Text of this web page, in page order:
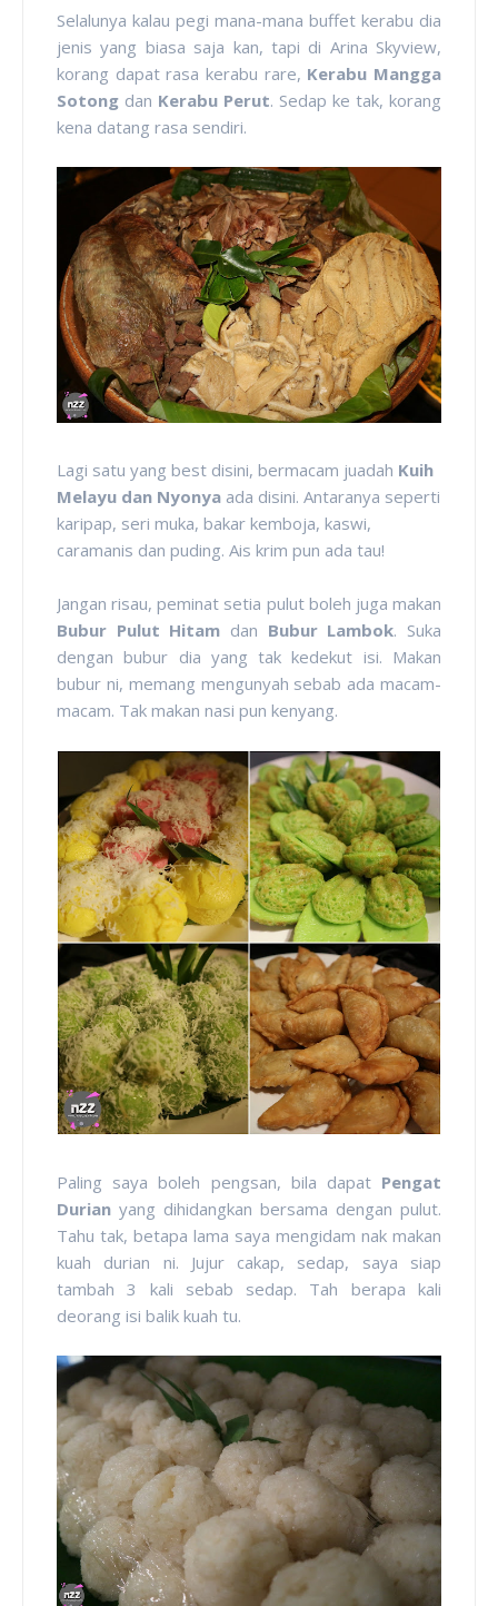
Selalunya kalau pegi mana-mana buffet kerabu dia
jenis yang biasa saja kan, tapi di Arina Skyview,
korang dapat rasa kerabu rare, Kerabu Mangga
Sotong dan Kerabu Perut. Sedap ke tak, korang
kena datang rasa sendiri.
Lagi satu yang best disini, bermacam juadah Kuih
Melayu dan Nyonya ada disini. Antaranya seperti
karipap, seri muka, bakar kemboja, kaswi,
caramanis dan puding. Ais krim pun ada tau!
Jangan risau, peminat setia pulut boleh juga makan
Bubur Pulut Hitam dan Bubur Lambok. Suka
dengan bubur dia yang tak kedekut isi. Makan
bubur ni, memang mengunyah sebab ada macam-
macam. Tak makan nasi pun kenyang.
Paling saya boleh pengsan, bila dapat Pengat
Durian yang dihidangkan bersama dengan pulut.
Tahu tak, betapa lama saya mengidam nak makan
kuah durian ni. Jujur cakap, sedap, saya siap
tambah 3 kali sebab sedap. Tah berapa kali
deorang isi balik kuah tu.